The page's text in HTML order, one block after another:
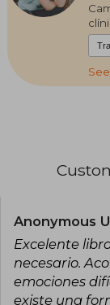
de
de
Anonymous
Excelente
necesario.
emociones
existe una